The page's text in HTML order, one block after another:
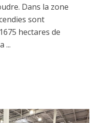
Dans la zone
sont
hectares de
...